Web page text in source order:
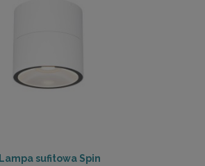
Lampa sufitowa Spin